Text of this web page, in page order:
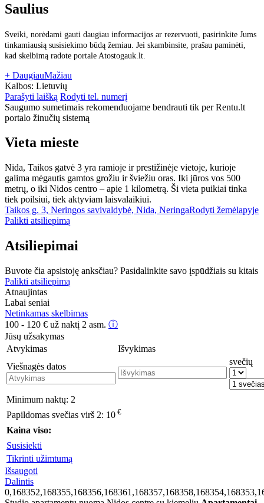
Saulius
Sveiki, norėdami gauti daugiau informacijos ar rezervuoti, pasirinkite Jums
tinkamiausią susisiekimo būdą žemiau. Jei skambinsite, prašau paminėti,
kad skelbimą radote portale Atostogauk.lt.
+ DaugiauMažiau
Kalbos: Lietuvių
Parašyti laišką Rodyti tel. numerį
Saugumo sumetimais rekomenduojame bendrauti tik per Rentu.lt
portalo žinučių sistemą
Vieta mieste
Nida, Taikos gatvė 3 yra ramioje ir prestižinėje vietoje, kurioje
galima mėgautis gamtos grožiu ir šviežiu oras. Iki jūros vos 500
metrų, o iki Nidos centro – apie 1 kilometrą. Ši vieta puikiai tinka
tiek poilsiui, tiek aktyviam laisvalaikiui.
Taikos g. 3, Neringos savivaldybė, Nida, NeringaRodyti žemėlapyje
Palikti atsiliepimą
Atsiliepimai
Buvote čia apsistoję anksčiau? Pasidalinkite savo įspūdžiais su kitais
Palikti atsiliepimą
Atnaujintas
Labai seniai
Netinkamas skelbimas
100 - 120 € už naktį 2 asm. ⓘ
Jūsų užsakymas
Atvykimas
Išvykimas
Viešnagės datos
svečių
Minimum naktų: 2
Papildomas svečias virš 2: 10 €
Kaina viso:
Susisiekti
Tikrinti užimtumą
Išsaugoti
Dalintis